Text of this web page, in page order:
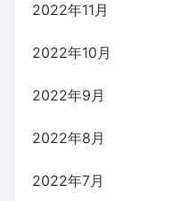
2022年11月
2022年10月
2022年9月
2022年8月
2022年7月